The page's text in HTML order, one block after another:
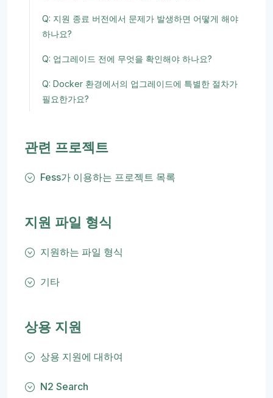
Q: 지원 종료 버전에서 문제가 발생하면 어떻게 해야
하나요?
Q: 업그레이드 전에 무엇을 확인해야 하나요?
Q: Docker 환경에서의 업그레이드에 특별한 절차가
필요한가요?
관련 프로젝트
Fess가 이용하는 프로젝트 목록
지원 파일 형식
지원하는 파일 형식
기타
상용 지원
상용 지원에 대하여
N2 Search